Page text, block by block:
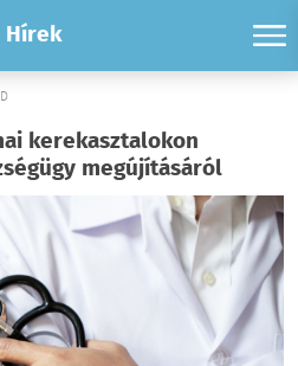
Hírek
kerekasztalokon
megújításáról